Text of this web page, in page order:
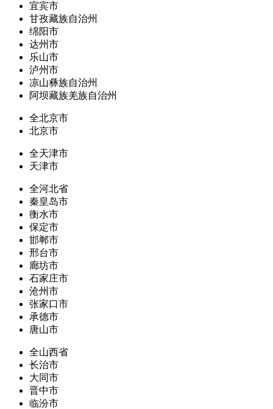
宜宾市
甘孜藏族自治州
绵阳市
达州市
乐山市
泸州市
凉山彝族自治州
阿坝藏族羌族自治州
全北京市
北京市
全天津市
天津市
全河北省
秦皇岛市
衡水市
保定市
邯郸市
邢台市
廊坊市
石家庄市
沧州市
张家口市
承德市
唐山市
全山西省
长治市
大同市
晋中市
临汾市